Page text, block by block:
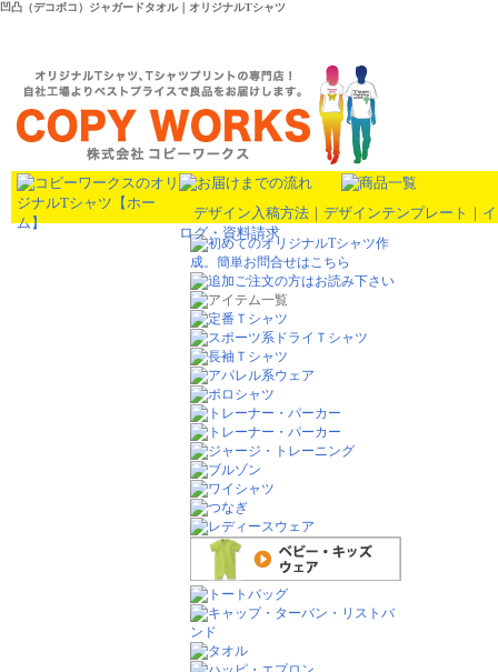
凹凸（デコボコ）ジャガードタオル｜オリジナルTシャツ
デザイン入稿方法 ｜ デザインテンプレート ｜
ログ・資料請求